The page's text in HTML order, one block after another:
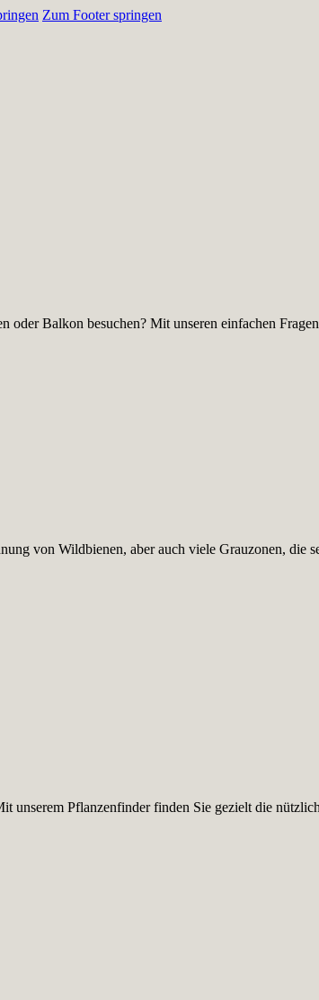
Zum Footer springen
Balkon besuchen? Mit unseren einfachen
von Wildbienen, aber auch viele Grauzonen, die
Pflanzenfinder finden Sie gezielt die